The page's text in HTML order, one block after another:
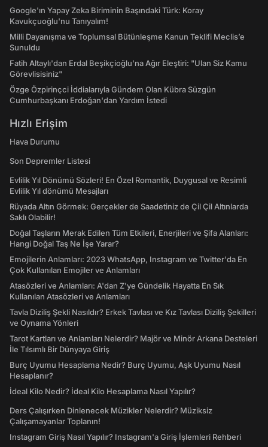
Google'ın Yapay Zeka Biriminin Başındaki Türk: Koray
Kavukçuoğlu'nu Tanıyalım!
Milli Dayanışma ve Toplumsal Bütünleşme Kanun Teklifi Meclis’e
Sunuldu
Fatih Altaylı'dan Erdal Beşikçioğlu'na Ağır Eleştiri: "Ulan Siz Kamu
Görevlisisiniz"
Özge Özpirinçci İddialarıyla Gündem Olan Kübra Süzgün
Cumhurbaşkanı Erdoğan'dan Yardım İstedi
Hızlı Erişim
Hava Durumu
Son Depremler Listesi
Evlilik Yıl Dönümü Sözleri! En Özel Romantik, Duygusal ve Resimli
Evlilik Yıl dönümü Mesajları
Rüyada Altın Görmek: Gerçekler de Saadetiniz de Çil Çil Altınlarda
Saklı Olabilir!
Doğal Taşların Merak Edilen Tüm Etkileri, Enerjileri ve Şifa Alanları:
Hangi Doğal Taş Ne İşe Yarar?
Emojilerin Anlamları: 2023 WhatsApp, Instagram ve Twitter'da En
Çok Kullanılan Emojiler ve Anlamları
Atasözleri ve Anlamları: A'dan Z'ye Gündelik Hayatta En Sık
Kullanılan Atasözleri ve Anlamları
Tavla Diziliş Şekli Nasıldır? Erkek Tavlası ve Kız Tavlası Diziliş Şekilleri
ve Oynama Yönleri
Tarot Kartları ve Anlamları Nelerdir? Majör ve Minör Arkana Desteleri
İle Tılsımlı Bir Dünyaya Giriş
Burç Uyumu Hesaplama Nedir? Burç Uyumu, Aşk Uyumu Nasıl
Hesaplanır?
İdeal Kilo Nedir? İdeal Kilo Hesaplama Nasıl Yapılır?
Ders Çalışırken Dinlenecek Müzikler Nelerdir? Müziksiz
Çalışamayanlar Toplanın!
Instagram Giriş Nasıl Yapılır? Instagram'a Giriş İşlemleri Rehberi